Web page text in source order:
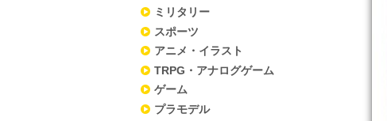
ミリタリー
スポーツ
アニメ・イラスト
TRPG・アナログゲーム
ゲーム
プラモデル